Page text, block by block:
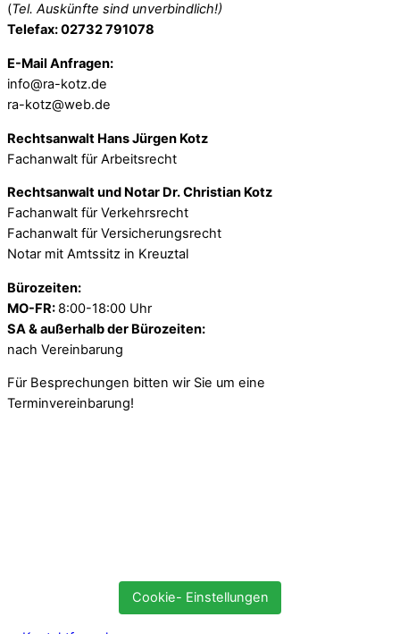
(Tel. Auskünfte sind unverbindlich!)
Telefax: 02732 791078
E-Mail Anfragen:
info@ra-kotz.de
ra-kotz@web.de
Rechtsanwalt Hans Jürgen Kotz
Fachanwalt für Arbeitsrecht
Rechtsanwalt und Notar Dr. Christian Kotz
Fachanwalt für Verkehrsrecht
Fachanwalt für Versicherungsrecht
Notar mit Amtssitz in Kreuztal
Bürozeiten:
MO-FR: 8:00-18:00 Uhr
SA & außerhalb der Bürozeiten:
nach Vereinbarung
Für Besprechungen bitten wir Sie um eine
Terminvereinbarung!
Cookie- Einstellungen